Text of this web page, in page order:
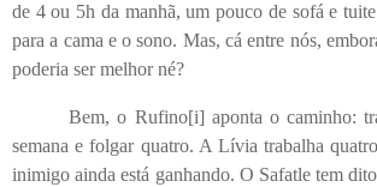
de 4 ou 5h da manhã, um pouco de sofá e
para a cama e o sono. Mas, cá entre nós,
poderia ser melhor né?
Bem, o Rufino[i] aponta o caminho:
semana e folgar quatro. A Lívia trabalha
inimigo ainda está ganhando. O Safatle tem